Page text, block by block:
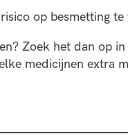
op besmetting
Zoek het dan op
medicijnen extra